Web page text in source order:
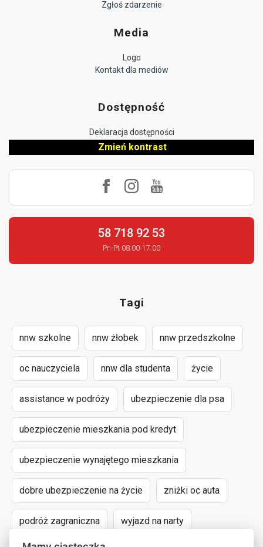
Zgłoś zdarzenie
Media
Logo
Kontakt dla mediów
Dostępność
Deklaracja dostępności
Zmień kontrast
58 718 92 53
Pn-Pt 08:00-17:00
Tagi
nnw szkolne nnw żłobek nnw przedszkolne
oc nauczyciela nnw dla studenta życie
assistance w podróży ubezpieczenie dla psa
ubezpieczenie mieszkania pod kredyt
ubezpieczenie wynajętego mieszkania
dobre ubezpieczenie na życie zniżki oc auta
podróż zagraniczna wyjazd na narty